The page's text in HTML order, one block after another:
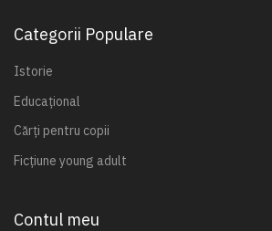
Categorii Populare
Istorie
Educațional
Cărți pentru copii
Ficțiune young adult
Contul meu